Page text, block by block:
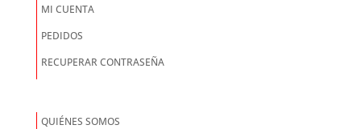
MI CUENTA
PEDIDOS
RECUPERAR CONTRASEÑA
QUIÉNES SOMOS